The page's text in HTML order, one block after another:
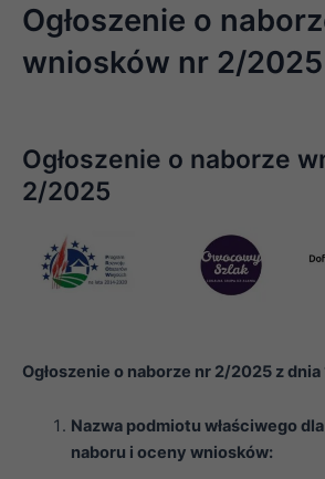
Ogłoszenie o
wniosków nr 2/2025
Ogłoszenie o naborze
2/2025
Ogłoszenie o naborze nr 2/2025 z
Nazwa podmiotu właściwego
naboru i oceny wniosków: